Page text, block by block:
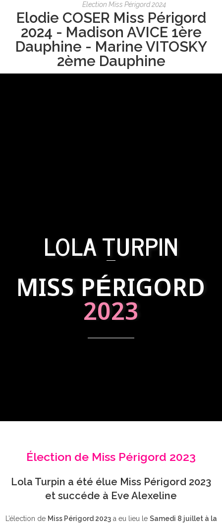
Election Miss Périgord 2024
Elodie COSER Miss Périgord
2024 - Madison AVICE 1ère
Dauphine - Marine VITOSKY
2ème Dauphine
LOLA TURPIN
MISS PÉRIGORD
2023
Élection de Miss Périgord 2023
Lola Turpin a été élue Miss Périgord 2023
et succéde à Eve Alexeline
L’élection de Miss Périgord 2023a eu lieu le Samedi 8 juillet à la